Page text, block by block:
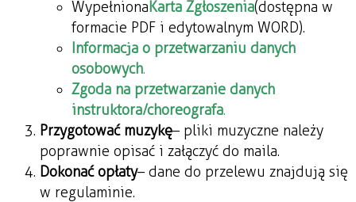
WypełnionaKarta Zgłoszenia(dostępna w
formacie PDF i edytowalnym WORD).
Informacja o przetwarzaniu danych
osobowych.
Zgoda na przetwarzanie danych
instruktora/choreografa.
Przygotować muzykę– pliki muzyczne należy
poprawnie opisać i załączyć do maila.
Dokonać opłaty– dane do przelewu znajdują się
w regulaminie.